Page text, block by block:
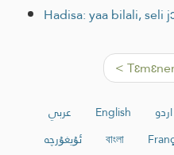
Hadisa: yaa bilali, seli
<
عربي English اردو
ئۇيغۇرچە
বাংলা